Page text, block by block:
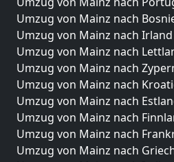
Umzug von Mainz nach
Umzug von Mainz nach Irland
Umzug von Mainz nach
Umzug von Mainz nach
Umzug von Mainz nach
Umzug von Mainz nach
Umzug von Mainz nach
Umzug von Mainz nach
Umzug von Mainz nach